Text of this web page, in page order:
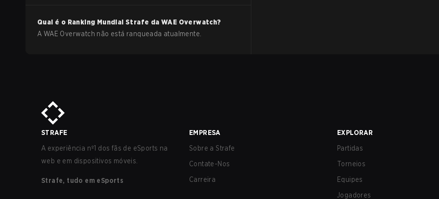
Qual é o Ranking Mundial Strafe da WAE Overwatch?
A WAE Overwatch não está ranqueada atualmente.
STRAFE
A experiência nº1 dos fãs de eSports na
web e em dispositivos móveis.
Strafe, tudo em eSports
EMPRESA
Sobre a Strafe
Contate-Nos
Carreira
EXPLORAR
Partidas
Torneios
Equipes
Jogadores